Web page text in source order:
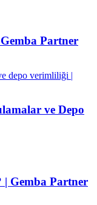
Gemba Partner
ve Depo
| Gemba Partner